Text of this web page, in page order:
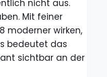
nicht aus.
Mit feiner
moderner wirken,
bedeutet das
sichtbar an der